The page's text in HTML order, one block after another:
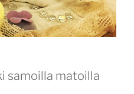
samoilla matoilla